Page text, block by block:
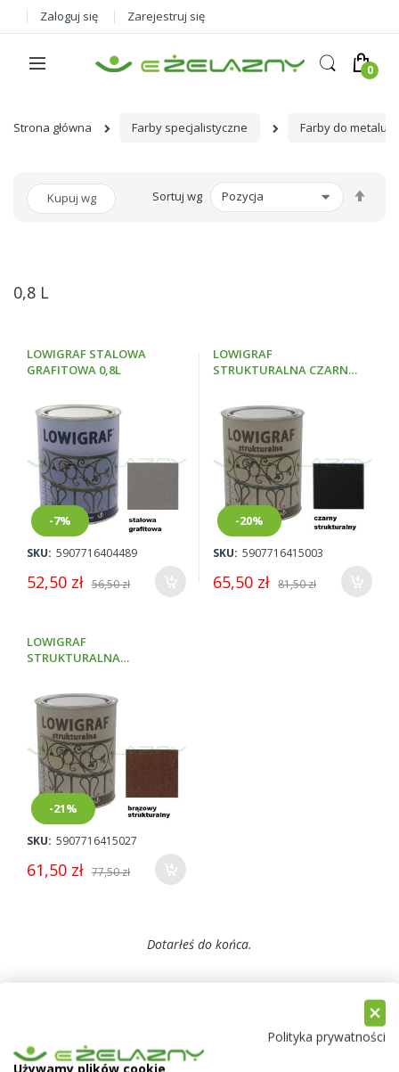
Zaloguj się Zarejestruj się
Strona główna Farby specjalistyczne Farby do metalu
0,8 L
Sortuj wg
LOWIGRAF STALOWA
GRAFITOWA 0,8L
-7%
SKU: 5907716404489
52,50 zł 56,50 zł
LOWIGRAF
STRUKTURALNA CZARNY
-20%
SKU: 5907716415003
65,50 zł 81,50 zł
LOWIGRAF
STRUKTURALNA
-21%
SKU: 5907716415027
61,50 zł 77,50 zł
Dotarłeś do końca.
Kupuj wg
Porównaj produkty
Polityka prywatności